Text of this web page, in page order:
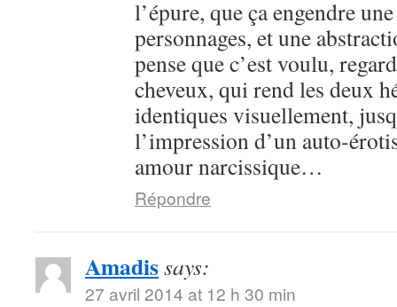
l’épure, que ça engendre
personnages, et une
pense que c’est voulu,
cheveux, qui rend les deux
identiques visuellement,
l’impression d’un auto-
amour narcissique…
Répondre
Amadissays:
27 avril 2014 at 12 h 30 min